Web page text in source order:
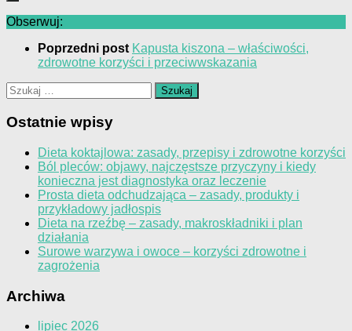
Obserwuj:
Poprzedni post Kapusta kiszona – właściwości,
zdrowotne korzyści i przeciwwskazania
Szukaj:
Ostatnie wpisy
Dieta koktajlowa: zasady, przepisy i zdrowotne korzyści
Ból pleców: objawy, najczęstsze przyczyny i kiedy
konieczna jest diagnostyka oraz leczenie
Prosta dieta odchudzająca – zasady, produkty i
przykładowy jadłospis
Dieta na rzeźbę – zasady, makroskładniki i plan
działania
Surowe warzywa i owoce – korzyści zdrowotne i
zagrożenia
Archiwa
lipiec 2026